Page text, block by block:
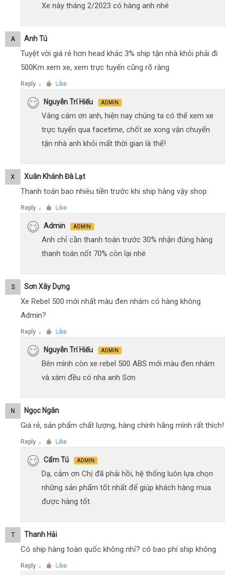
Xe này tháng 2/2023 có hàng anh nhé
A Anh Tú
Tuyệt vời giá rẻ hơn head khác 3% ship tận nhà khỏi phải đi
500Km xem xe, xem trực tuyến cũng rõ ràng
Reply ● Like
Nguyễn Trí Hiếu ADMIN
Vâng cám ơn anh, hiện nay chúng ta có thể xem xe
trực tuyến qua facetime, chốt xe xong vận chuyển
tận nhà anh khỏi mất thời gian là thế!
X Xuân Khánh Đà Lạt
Thanh toán bao nhiêu tiền trước khi ship hàng vậy shop
Reply ● Like
Admin ADMIN
Anh chỉ cần thanh toán trước 30% nhận đúng hàng
thanh toán nốt 70% còn lại nhé
S Sơn Xây Dựng
Xe Rebel 500 mới nhất màu đen nhám có hàng không
Admin?
Reply ● Like
Nguyễn Trí Hiếu ADMIN
Bên mình còn xe rebel 500 ABS mới màu đen nhám
và xám đều có nha anh Sơn
N Ngọc Ngân
Giá rẻ, sản phẩm chất lượng, hàng chính hãng mình rất thích!
Reply ● Like
Cẩm Tú ADMIN
Dạ, cảm ơn Chị đã phải hồi, hệ thống luôn lựa chọn
những sản phẩm tốt nhất để giúp khách hàng mua
được hàng tốt.
T Thanh Hải
Có ship hàng toàn quốc không nhỉ? có bao phí ship không
Reply ● Like